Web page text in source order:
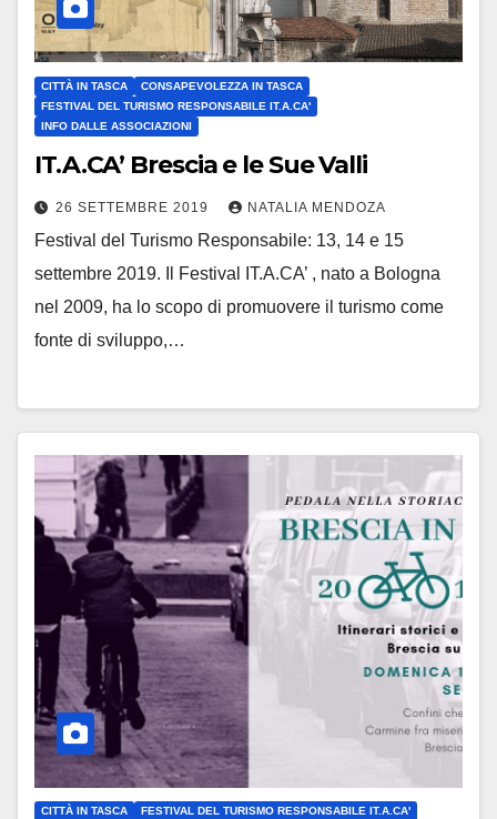
CITTÀ IN TASCA
CONSAPEVOLEZZA IN TASCA
FESTIVAL DEL TURISMO RESPONSABILE IT.A.CA'
INFO DALLE ASSOCIAZIONI
IT.A.CA’ Brescia e le Sue Valli
26 SETTEMBRE 2019 NATALIA MENDOZA
Festival del Turismo Responsabile: 13, 14 e 15
settembre 2019. Il Festival IT.A.CA’ , nato a Bologna
nel 2009, ha lo scopo di promuovere il turismo come
fonte di sviluppo,…
CITTÀ IN TASCA
FESTIVAL DEL TURISMO RESPONSABILE IT.A.CA'